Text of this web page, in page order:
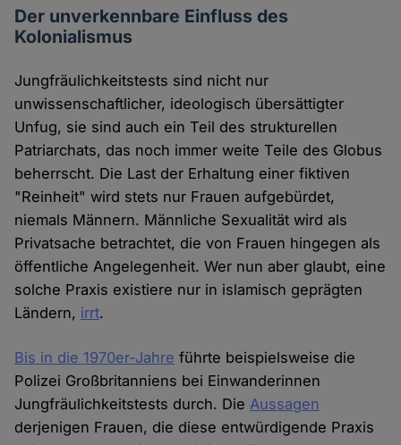
Der unverkennbare Einfluss des
Kolonialismus
Jungfräulichkeitstests sind nicht nur
unwissenschaftlicher, ideologisch übersättigter
Unfug, sie sind auch ein Teil des strukturellen
Patriarchats, das noch immer weite Teile des Globus
beherrscht. Die Last der Erhaltung einer fiktiven
"Reinheit" wird stets nur Frauen aufgebürdet,
niemals Männern. Männliche Sexualität wird als
Privatsache betrachtet, die von Frauen hingegen als
öffentliche Angelegenheit. Wer nun aber glaubt, eine
solche Praxis existiere nur in islamisch geprägten
Ländern, irrt.
Bis in die 1970er-Jahre führte beispielsweise die
Polizei Großbritanniens bei Einwanderinnen
Jungfräulichkeitstests durch. DieAussagen
derjenigen Frauen, die diese entwürdigende Praxis